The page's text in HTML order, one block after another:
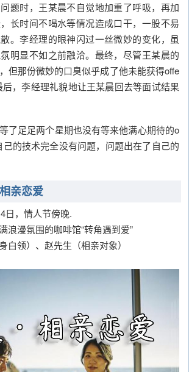
题时，王某晨不自觉地加重了呼吸，再加
长时间不喝水等情况造成口干，一股不易
。李经理的眼神闪过一丝微妙的变化，虽
明显不如之前融洽。最终，尽管王某晨的
但那份微妙的口臭似乎成了他未能获得offe
，李经理礼貌地让王某晨回去等面试结果
了足足两个星期也没有等来他满心期待的o
的技术完全没有问题，问题出在了自己的
亲恋爱
日，情人节傍晚.
浪漫氛围的咖啡馆“转角遇到爱”
白领）、赵先生（相亲对象）